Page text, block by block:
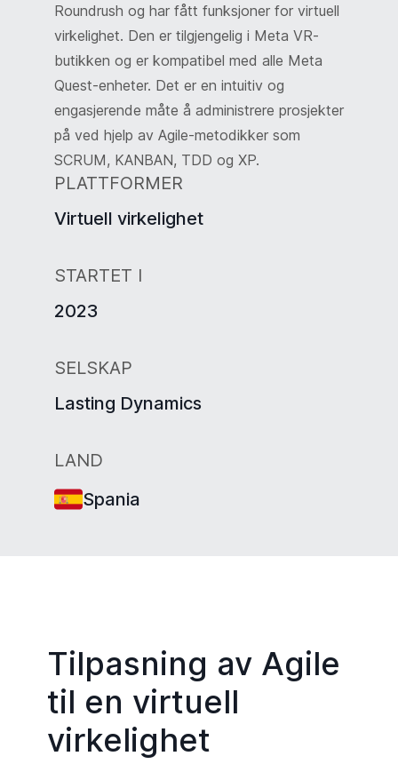
Roundrush og har fått funksjoner for virtuell
virkelighet. Den er tilgjengelig i Meta VR-
butikken og er kompatibel med alle Meta
Quest-enheter. Det er en intuitiv og
engasjerende måte å administrere prosjekter
på ved hjelp av Agile-metodikker som
SCRUM, KANBAN, TDD og XP.
PLATTFORMER
Virtuell virkelighet
STARTET I
2023
SELSKAP
Lasting Dynamics
LAND
Spania
Tilpasning av Agile
til en virtuell
virkelighet